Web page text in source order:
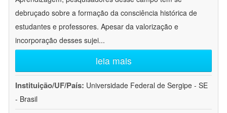
debruçado sobre a formação da consciência histórica de
estudantes e professores. Apesar da valorização e
incorporação desses sujei...
leia mais
Instituição/UF/País: Universidade Federal de Sergipe - SE
- Brasil